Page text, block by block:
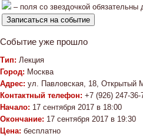
– поля со звездочкой обязательны
Событие уже прошло
Тип: Лекция
Город: Москва
Адрес: ул. Павловская, 18, Открытый
Контактный телефон: +7 (926) 247-36-
Начало: 17 сентября 2017 в 18:00
Окончание: 17 сентября 2017 в 19:30
Цена: бесплатно